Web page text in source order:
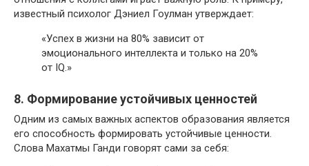
известный психолог Дэниел Гоулман утверждает:
«Успех в жизни на 80% зависит от
эмоционального интеллекта и только на 20%
от IQ.»
8. Формирование устойчивых ценностей
Одним из самых важных аспектов образования является
его способность формировать устойчивые ценности.
Слова Махатмы Ганди говорят сами за себя: